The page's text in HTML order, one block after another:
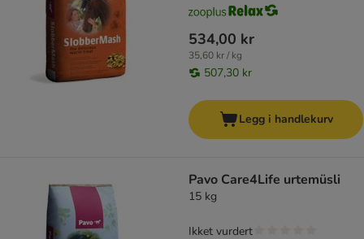
534,00 kr
35,60 kr / kg
507,30 kr
Legg i handlekurv
Pavo Care4Life urtemüsli
15 kg
Ikket vurdert